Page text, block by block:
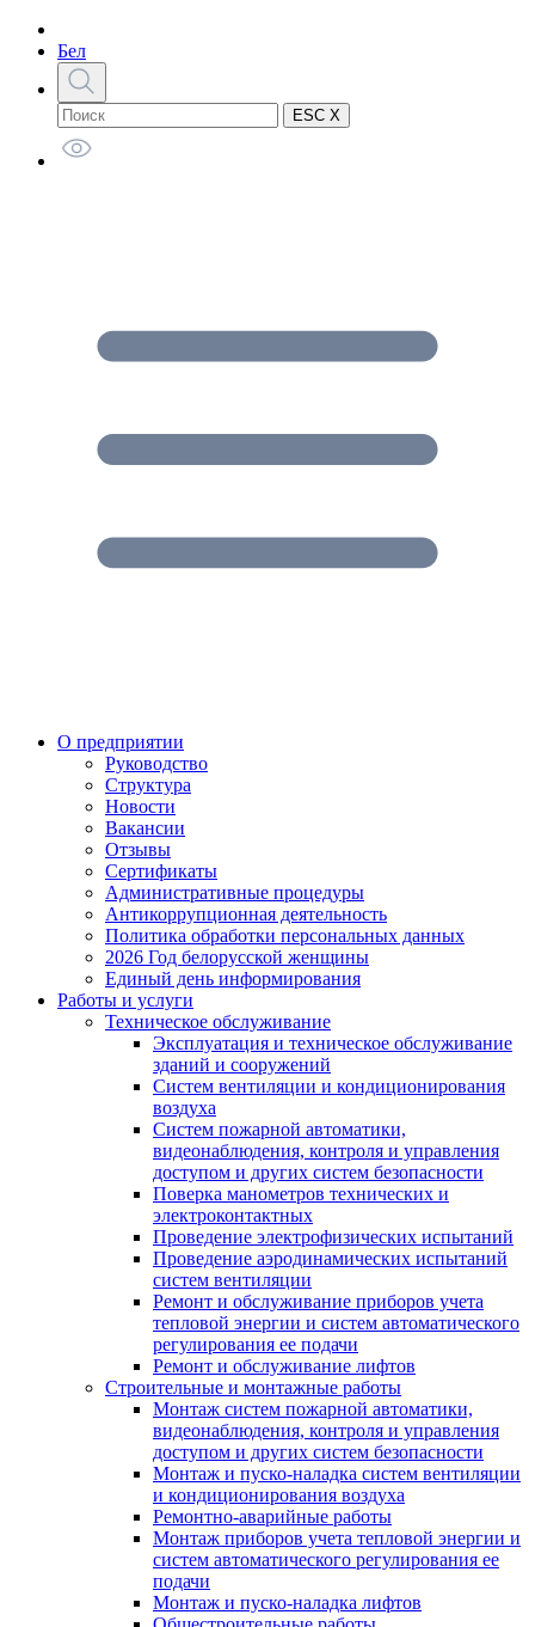
Бел
ESC X
О предприятии
Руководство
Структура
Новости
Вакансии
Отзывы
Сертификаты
Административные процедуры
Антикоррупционная деятельность
Политика обработки персональных данных
2026 Год белорусской женщины
Единый день информирования
Работы и услуги
Техническое обслуживание
Эксплуатация и техническое обслуживание
зданий и сооружений
Систем вентиляции и кондиционирования
воздуха
Систем пожарной автоматики,
видеонаблюдения, контроля и управления
доступом и других систем безопасности
Поверка манометров технических и
электроконтактных
Проведение электрофизических испытаний
Проведение аэродинамических испытаний
систем вентиляции
Ремонт и обслуживание приборов учета
тепловой энергии и систем автоматического
регулирования ее подачи
Ремонт и обслуживание лифтов
Строительные и монтажные работы
Монтаж систем пожарной автоматики,
видеонаблюдения, контроля и управления
доступом и других систем безопасности
Монтаж и пуско-наладка систем вентиляции
и кондиционирования воздуха
Ремонтно-аварийные работы
Монтаж приборов учета тепловой энергии и
систем автоматического регулирования ее
подачи
Монтаж и пуско-наладка лифтов